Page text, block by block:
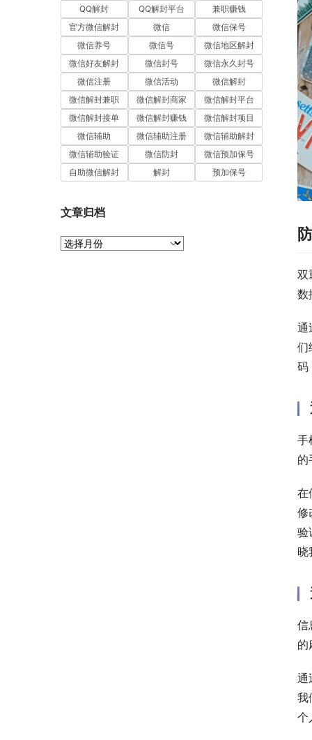
双
数
通
们
码
手
的
在
修
验
晓
信
的
通
我
个
QQ解封 QQ解封平台
兼职赚钱
官方微信解封
微信
微信保号
微信养号
微信号
微信地区解封
微信好友解封
微信封号
微信永久封号
微信注册
微信活动
微信解封
微信解封兼职
微信解封商家
微信解封平台
微信解封接单
微信解封赚钱
微信解封项目
微信辅助
微信辅助注册
微信辅助解封
微信辅助验证
微信防封
微信预加保号
自助微信解封
解封 预加保号
文章归档
文